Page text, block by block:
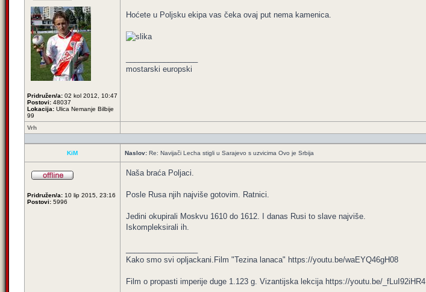
Pridružen/a: 02 kol 2012, 10:47
Postovi: 48037
Lokacija: Ulica Nemanje Bilbije
99
Hoćete u Poljsku ekipa vas čeka ovaj put nema kamenica.
mostarski europski
Vrh
KiM Naslov: Re: Navijači Lecha stigli u Sarajevo s uzvicima Ovo je Srbija
Pridružen/a: 10 lip 2015, 23:16
Postovi: 5996
Naša braća Poljaci.
Posle Rusa njih najviše gotovim. Ratnici.
Jedini okupirali Moskvu 1610 do 1612. I danas Rusi to slave najviše.
Iskompleksirali ih.
Kako smo svi opljackani.Film "Tezina lanaca" https://youtu.be/waEYQ46gH08
Film o propasti imperije duge 1.123 g. Vizantijska lekcija https://youtu.be/_fLuI92iHR4